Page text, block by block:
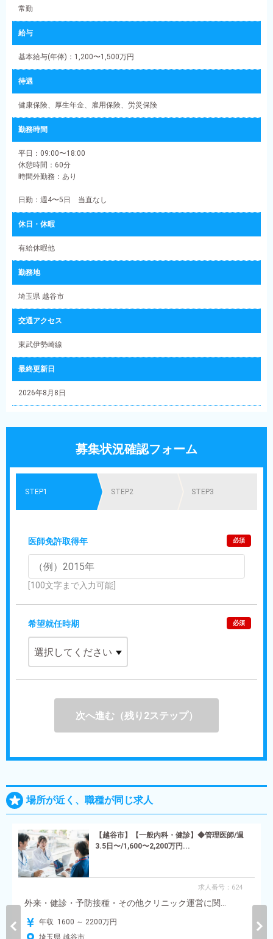
常勤
給与
基本給与(年俸)：1,200〜1,500万円
待遇
健康保険、厚生年金、雇用保険、労災保険
勤務時間
平日：09:00〜18:00
休憩時間：60分
時間外勤務：あり
日勤：週4〜5日 当直なし
休日・休暇
有給休暇他
勤務地
埼玉県 越谷市
交通アクセス
東武伊勢崎線
最終更新日
2026年8月8日
募集状況確認フォーム
STEP1 STEP2 STEP3
医師免許取得年 必須
[100文字まで入力可能]
希望就任時期 必須
次へ進む（残り2ステップ）
場所が近く、職種が同じ求人
【越谷市】【一般内科・健診】◆管理医師/週
3.5日〜/1,600〜2,200万円...
求人番号：624
外来・健診・予防接種・その他クリニック運営に関...
年収 1600 ～ 2200万円
埼玉県 越谷市